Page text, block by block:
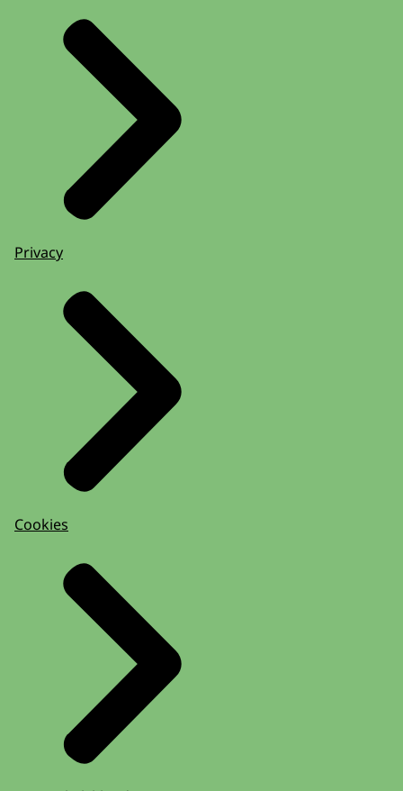
Privacy
Cookies